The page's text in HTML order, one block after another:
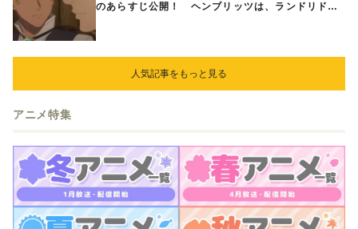
のあらすじ公開！ ヘンブリッツは、ランドリドに
人気記事をもっと見る
アニメ特集